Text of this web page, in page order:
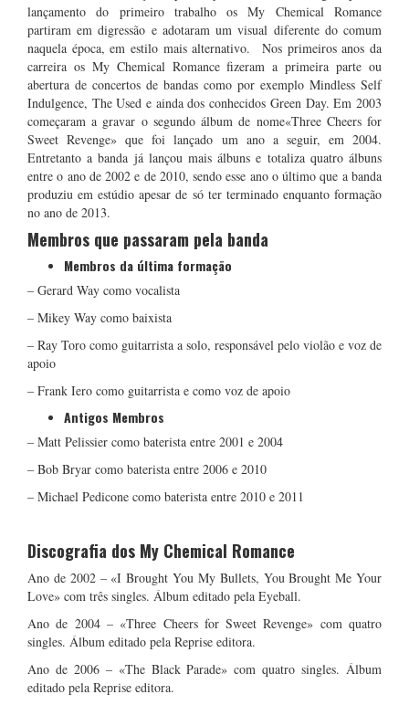
lançamento do primeiro trabalho os My Chemical Romance
partiram em digressão e adotaram um visual diferente do comum
naquela época, em estilo mais alternativo. Nos primeiros anos da
carreira os My Chemical Romance fizeram a primeira parte ou
abertura de concertos de bandas como por exemplo Mindless Self
Indulgence, The Used e ainda dos conhecidos Green Day. Em 2003
começaram a gravar o segundo álbum de nome«Three Cheers for
Sweet Revenge» que foi lançado um ano a seguir, em 2004.
Entretanto a banda já lançou mais álbuns e totaliza quatro álbuns
entre o ano de 2002 e de 2010, sendo esse ano o último que a banda
produziu em estúdio apesar de só ter terminado enquanto formação
no ano de 2013.
Membros que passaram pela banda
Membros da última formação
– Gerard Way como vocalista
– Mikey Way como baixista
– Ray Toro como guitarrista a solo, responsável pelo violão e voz de
apoio
– Frank Iero como guitarrista e como voz de apoio
Antigos Membros
– Matt Pelissier como baterista entre 2001 e 2004
– Bob Bryar como baterista entre 2006 e 2010
– Michael Pedicone como baterista entre 2010 e 2011
Discografia dos My Chemical Romance
Ano de 2002 – «I Brought You My Bullets, You Brought Me Your
Love» com três singles. Álbum editado pela Eyeball.
Ano de 2004 – «Three Cheers for Sweet Revenge» com quatro
singles. Álbum editado pela Reprise editora.
Ano de 2006 – «The Black Parade» com quatro singles. Álbum
editado pela Reprise editora.